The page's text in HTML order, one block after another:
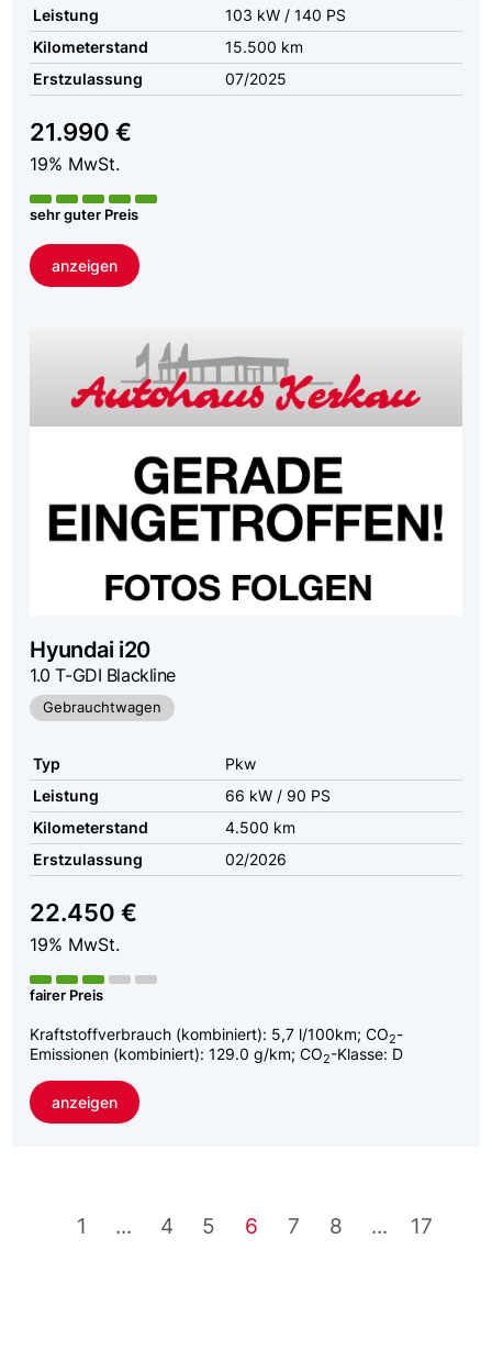
Leistung
103 kW / 140 PS
Kilometerstand
15.500 km
Erstzulassung
07/2025
21.990 €
19% MwSt.
sehr guter Preis
anzeigen
Hyundai i20
1.0 T-GDI Blackline
Gebrauchtwagen
Typ
Pkw
Leistung
66 kW / 90 PS
Kilometerstand
4.500 km
Erstzulassung
02/2026
22.450 €
19% MwSt.
fairer Preis
Kraftstoffverbrauch (kombiniert): 5,7 l/100km;CO2-
Emissionen (kombiniert):129.0 g/km;CO2-Klasse: D
anzeigen
1 ... 4 5 6 7 8 ... 17